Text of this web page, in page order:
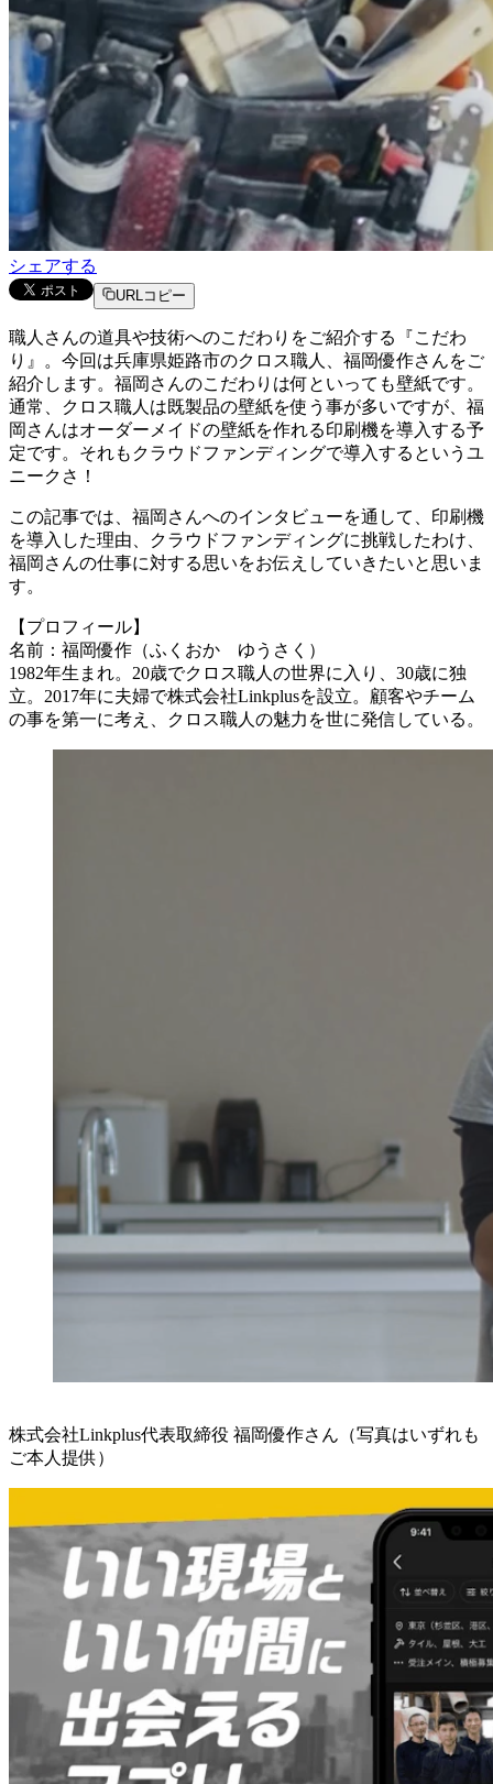
シェアする
URLコピー
職人さんの道具や技術へのこだわりをご紹介する『こだわ
り』。今回は兵庫県姫路市のクロス職人、福岡優作さんをご
紹介します。福岡さんのこだわりは何といっても壁紙です。
通常、クロス職人は既製品の壁紙を使う事が多いですが、福
岡さんはオーダーメイドの壁紙を作れる印刷機を導入する予
定です。それもクラウドファンディングで導入するというユ
ニークさ！
この記事では、福岡さんへのインタビューを通して、印刷機
を導入した理由、クラウドファンディングに挑戦したわけ、
福岡さんの仕事に対する思いをお伝えしていきたいと思いま
す。
【プロフィール】
名前：福岡優作（ふくおか ゆうさく）
1982年生まれ。20歳でクロス職人の世界に入り、30歳に独
立。2017年に夫婦で株式会社Linkplusを設立。顧客やチーム
の事を第一に考え、クロス職人の魅力を世に発信している。
株式会社Linkplus代表取締役 福岡優作さん（写真はいずれも
ご本人提供）